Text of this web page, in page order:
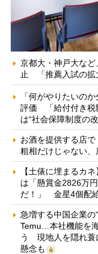
京都大・神戸大な
止 「推薦入試の拡
「何がやりたいの
評価 「給付付き税
は“社会保障制度の
お酒を提供する店
粗相だけじゃない、
【土俵に埋まるカ
は「懸賞金2826万
だ！」 金星4個配
急増する中国企業の
Temu…本社機能を
う 現地人を隠れ蓑
懸念も